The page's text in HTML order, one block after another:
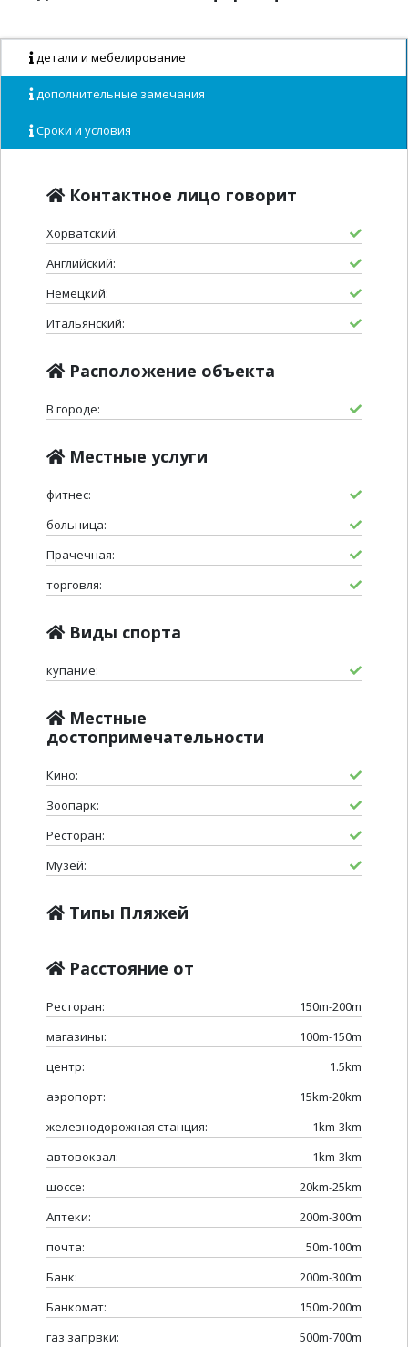
детали и мебелирование
дополнительные замечания
Сроки и условия
Контактное лицо говорит
Хорватский:
Английский:
Немецкий:
Итальянский:
Расположение объекта
В городе:
Местные услуги
фитнес:
больница:
Прачечная:
торговля:
Виды спорта
купание:
Местные
достопримечательности
Кино:
Зоопарк:
Ресторан:
Музей:
Типы Пляжей
Расстояние от
Ресторан:
150m-200m
магазины:
100m-150m
центр:
1.5km
аэропорт:
15km-20km
железнодорожная станция:
1km-3km
автовокзал:
1km-3km
шоссе:
20km-25km
Аптеки:
200m-300m
почта:
50m-100m
Банк:
200m-300m
Банкомат:
150m-200m
газ запрвки:
500m-700m